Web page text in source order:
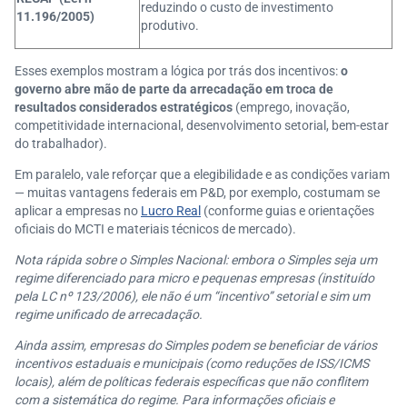
11.196/2005)
reduzindo o custo de investimento
produtivo.
Esses exemplos mostram a lógica por trás dos incentivos:o
governo abre mão de parte da arrecadação em troca de
resultados considerados estratégicos (emprego, inovação,
competitividade internacional, desenvolvimento setorial, bem-estar
do trabalhador).
Em paralelo, vale reforçar que a elegibilidade e as condições variam
— muitas vantagens federais em P&D, por exemplo, costumam se
aplicar a empresas no Lucro Real (conforme guias e orientações
oficiais do MCTI e materiais técnicos de mercado).
Nota rápida sobre o Simples Nacional: embora o Simples seja um
regime diferenciado para micro e pequenas empresas (instituído
pela LC nº 123/2006), ele não é um “incentivo” setorial e sim um
regime unificado de arrecadação.
Ainda assim, empresas do Simples podem se beneficiar de vários
incentivos estaduais e municipais (como reduções de ISS/ICMS
locais), além de políticas federais específicas que não conflitem
com a sistemática do regime. Para informações oficiais e